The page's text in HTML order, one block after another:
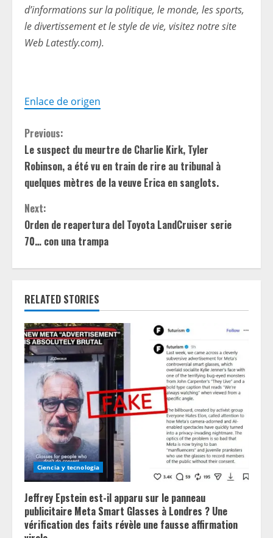
d’informations sur la politique, le monde, les sports,
le divertissement et le style de vie, visitez notre site
Web Latestly.com).
Enlace de origen
C
o
n
t
i
n
u
e
R
e
i
n
g
Previous:
Le suspect du meurtre de Charlie Kirk, Tyler
Robinson, a été vu en train de rire au tribunal à
quelques mètres de la veuve Erica en sanglots.
Next:
Orden de reapertura del Toyota LandCruiser serie
70… con una trampa
RELATED STORIES
Ciencia y tecnologia
Jeffrey Epstein est-il apparu sur le panneau
publicitaire Meta Smart Glasses à Londres ? Une
vérification des faits révèle une fausse affirmation